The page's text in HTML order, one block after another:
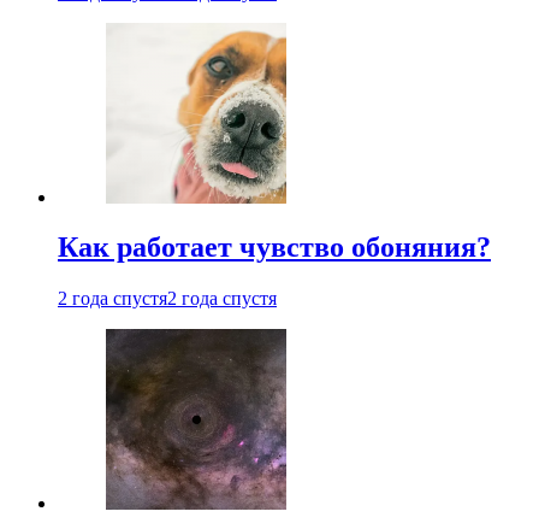
Как работает чувство обоняния?
2 года спустя2 года спустя